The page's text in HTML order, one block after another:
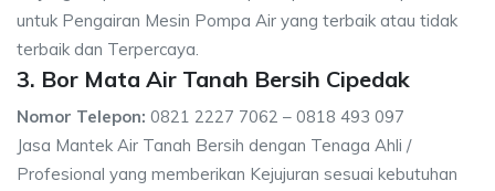
untuk Pengairan Mesin Pompa Air yang terbaik atau tidak
terbaik dan Terpercaya.
3. Bor Mata Air Tanah Bersih Cipedak
Nomor Telepon: 0821 2227 7062 – 0818 493 097
Jasa Mantek Air Tanah Bersih dengan Tenaga Ahli /
Profesional yang memberikan Kejujuran sesuai kebutuhan